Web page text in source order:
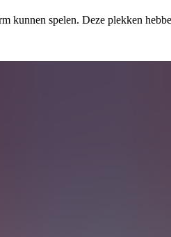
kunnen spelen. Deze plekken